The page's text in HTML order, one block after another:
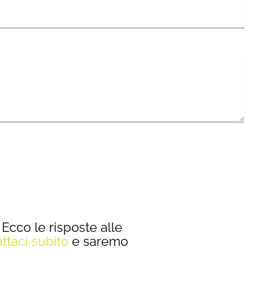
le risposte alle
subito e saremo